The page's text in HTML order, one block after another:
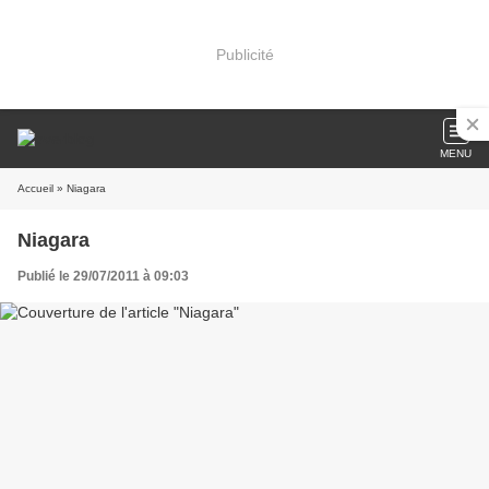
Publicité
MENU
Accueil » Niagara
Niagara
Publié le 29/07/2011 à 09:03